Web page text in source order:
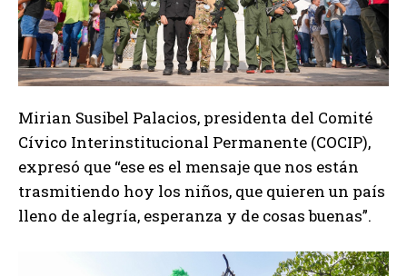
Mirian Susibel Palacios, presidenta del Comité
Cívico Interinstitucional Permanente (COCIP),
expresó que “ese es el mensaje que nos están
trasmitiendo hoy los niños, que quieren un país
lleno de alegría, esperanza y de cosas buenas”.